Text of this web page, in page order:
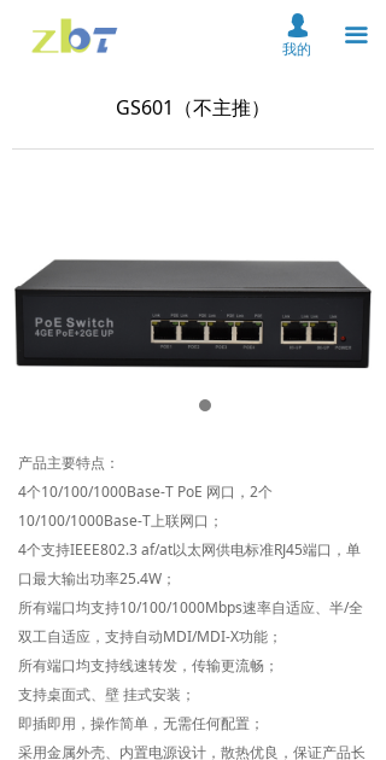
끀
首页
服务支持
新闻中心
联系我们
云平台
英文版
넙
我的
GS601（不主推）
产品主要特点：
4个10/100/1000Base-T PoE 网口，2个
10/100/1000Base-T上联网口；
4个支持IEEE802.3 af/at以太网供电标准RJ45端口，单
口最大输出功率25.4W；
所有端口均支持10/100/1000Mbps速率自适应、半/全
双工自适应，支持自动MDI/MDI-X功能；
所有端口均支持线速转发，传输更流畅；
支持桌面式、壁 挂式安装；
即插即用，操作简单，无需任何配置；
采用金属外壳、内置电源设计，散热优良，保证产品长